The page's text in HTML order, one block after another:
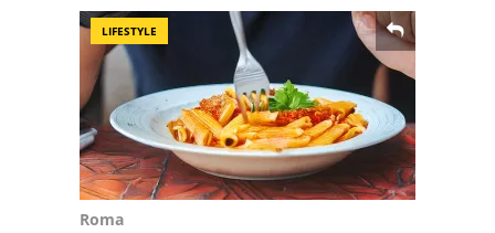
LIFESTYLE
Roma